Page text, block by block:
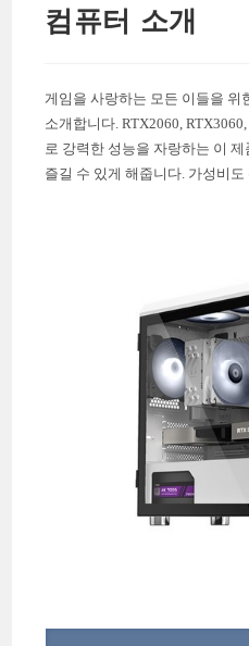
컴퓨터 소개
게임을 사랑하는 모든 이들을 위
소개합니다. RTX2060,
로 강력한 성능을 자랑하는 이
즐길 수 있게 해줍니다. 가성비